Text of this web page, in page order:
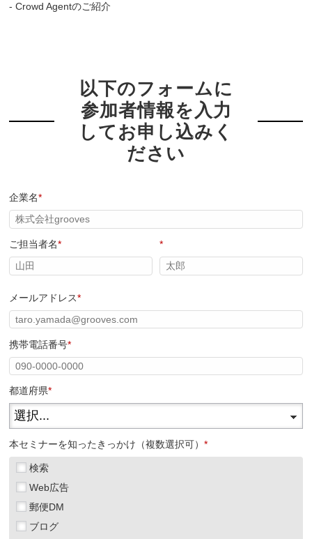
- Crowd Agentのご紹介
以下のフォームに
参加者情報を入力
してお申し込みく
ださい
*
企業名
*
ご担当者名 *
*
メールアドレス
*
携帯電話番号
*
都道府県
*
本セミナーを知ったきっかけ（複数選択可）
検索
Web広告
郵便DM
ブログ